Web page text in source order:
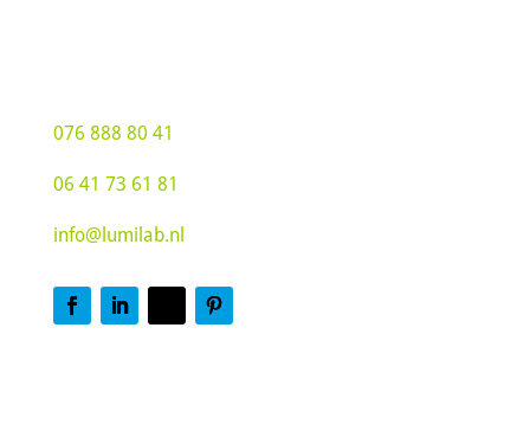
076 888 80 41
06 41 73 61 81
info@lumilab.nl